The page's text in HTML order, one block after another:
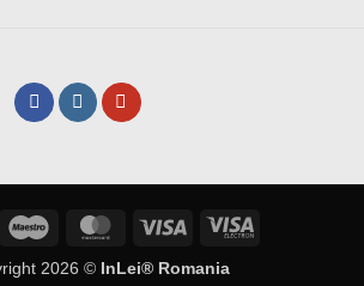
Maestro MasterCardVisa
Visa
2026 © InLei® Romania